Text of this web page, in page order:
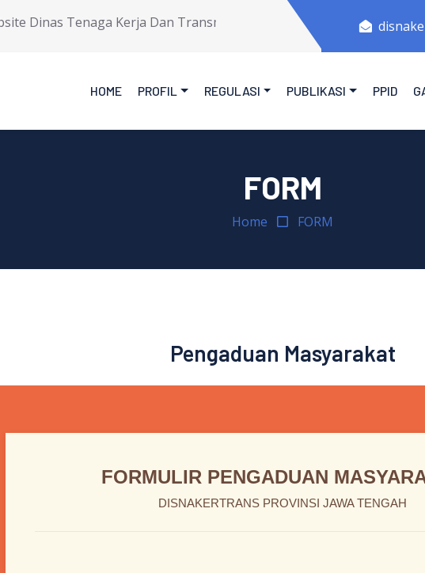
Dinas Tenaga Kerja Dan Transmigrasi Provinsi Jawa Tengah.
HOME PROFIL REGULASI PUBLIKASI PPID
FORM
Home FORM
Pengaduan Masyarakat